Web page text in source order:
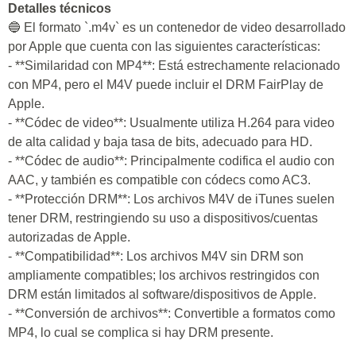
Detalles técnicos
🔵 El formato `.m4v` es un contenedor de video desarrollado
por Apple que cuenta con las siguientes características:
- **Similaridad con MP4**: Está estrechamente relacionado
con MP4, pero el M4V puede incluir el DRM FairPlay de
Apple.
- **Códec de video**: Usualmente utiliza H.264 para video
de alta calidad y baja tasa de bits, adecuado para HD.
- **Códec de audio**: Principalmente codifica el audio con
AAC, y también es compatible con códecs como AC3.
- **Protección DRM**: Los archivos M4V de iTunes suelen
tener DRM, restringiendo su uso a dispositivos/cuentas
autorizadas de Apple.
- **Compatibilidad**: Los archivos M4V sin DRM son
ampliamente compatibles; los archivos restringidos con
DRM están limitados al software/dispositivos de Apple.
- **Conversión de archivos**: Convertible a formatos como
MP4, lo cual se complica si hay DRM presente.